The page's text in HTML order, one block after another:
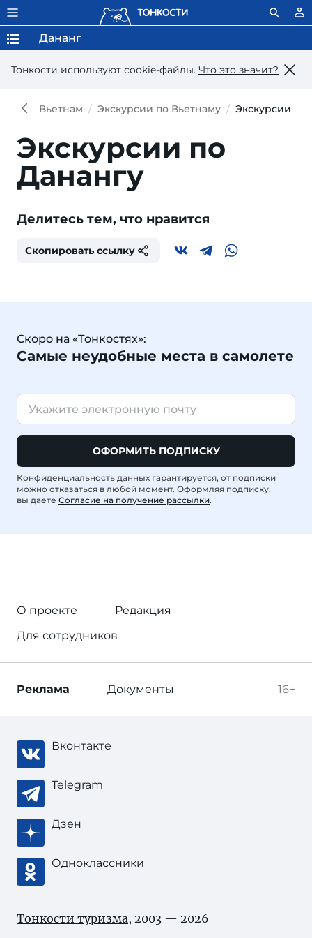
Тонкости используют сookie-файлы. Что это значит?
Дананг
Вьетнам Экскурсии по Вьетнаму Экскурсии по
Экскурсии по
Данангу
Делитесь тем, что нравится
Скопировать ссылку
Скоро на «Тонкостях»:
Самые неудобные места в самолете
ОФОРМИТЬ ПОДПИСКУ
Конфиденциальность данных гарантируется, от подписки
можно отказаться в любой момент. Оформляя подписку,
вы даете Согласие на получение рассылки.
О проекте
Редакция
Для сотрудников
16+
Реклама Документы
Вконтакте
Telegram
Дзен
Одноклассники
Тонкости туризма, 2003 — 2026